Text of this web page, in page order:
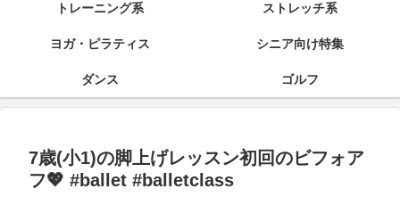
トレーニング系 ストレッチ系
ヨガ・ピラティス シニア向け特集
ダンス ゴルフ
7歳(小1)の脚上げレッスン初回のビフォア
フ💖 #ballet #balletclass